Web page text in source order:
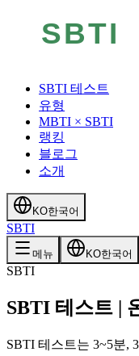
SBTI 테스트
유형
MBTI × SBTI
랭킹
블로그
소개
KO한국어
SBTI
메뉴 KO한국어
SBTI
SBTI 테스트 |
SBTI 테스트는 3~5분,